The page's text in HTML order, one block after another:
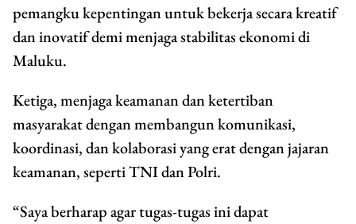
pemangku kepentingan untuk bekerja secara kreatif
dan inovatif demi menjaga stabilitas ekonomi di
Maluku.
Ketiga, menjaga keamanan dan ketertiban
masyarakat dengan membangun komunikasi,
koordinasi, dan kolaborasi yang erat dengan jajaran
keamanan, seperti TNI dan Polri.
“Saya berharap agar tugas-tugas ini dapat